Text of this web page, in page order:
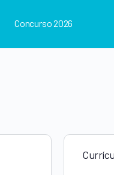
Concurso 2026